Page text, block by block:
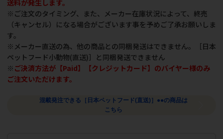
送料が発生します。
※ご注文のタイミング、また、メーカー在庫状況によって、終売
（キャンセル）になる場合がございます事を予めご了承お願いしま
す。
※メーカー直送の為、他の商品との同梱発送はできません。［日本
ペットフード小動物(直送)］と同梱発送できません
※ ご決済方法が【Paid】【クレジットカード】のバイヤー様のみ
ご注文いただけます。
混載発注できる［日本ペットフード(直送)］●●の商品は
こちら